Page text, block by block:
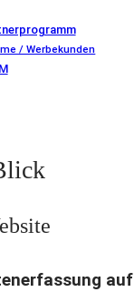
/ Werbekunden